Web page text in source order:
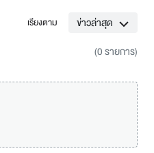
เรียงตาม ข่าวล่าสุด
(0 รายการ)